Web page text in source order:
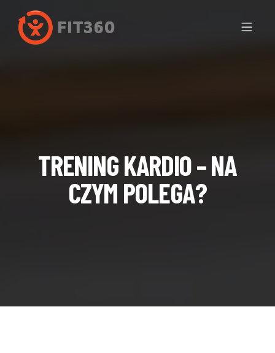
TRENING KARDIO – NA
CZYM POLEGA?